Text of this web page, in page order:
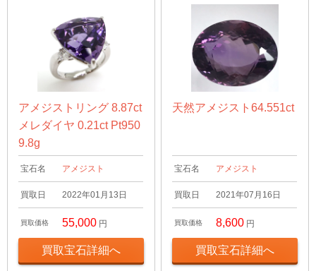
アメジストリング 8.87ct
メレダイヤ 0.21ct Pt950
9.8g
宝石名 アメジスト
買取日 2022年01月13日
買取価格 55,000 円
買取宝石詳細へ
天然アメジスト64.551ct
宝石名 アメジスト
買取日 2021年07月16日
買取価格 8,600 円
買取宝石詳細へ